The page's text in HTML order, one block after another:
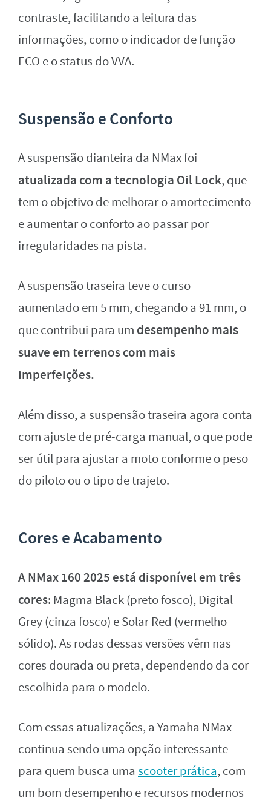
contraste, facilitando a leitura das
informações, como o indicador de função
ECO e o status do VVA.
Suspensão e Conforto
A suspensão dianteira da NMax foi
atualizada com a tecnologia Oil Lock, que
tem o objetivo de melhorar o amortecimento
e aumentar o conforto ao passar por
irregularidades na pista.
A suspensão traseira teve o curso
aumentado em 5 mm, chegando a 91 mm, o
que contribui para um desempenho mais
suave em terrenos com mais
imperfeições.
Além disso, a suspensão traseira agora conta
com ajuste de pré-carga manual, o que pode
ser útil para ajustar a moto conforme o peso
do piloto ou o tipo de trajeto.
Cores e Acabamento
A NMax 160 2025 está disponível em três
cores: Magma Black (preto fosco), Digital
Grey (cinza fosco) e Solar Red (vermelho
sólido). As rodas dessas versões vêm nas
cores dourada ou preta, dependendo da cor
escolhida para o modelo.
Com essas atualizações, a Yamaha NMax
continua sendo uma opção interessante
para quem busca uma scooter prática, com
um bom desempenho e recursos modernos